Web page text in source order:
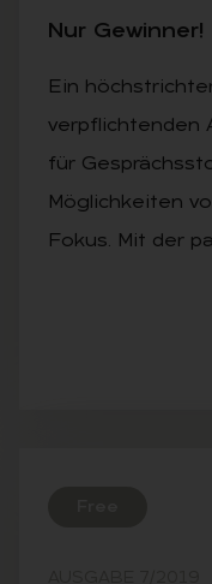
Nur Ge­win­ner!
Ein
verpflichtenden
für
Möglichkeiten
Fokus. Mit der